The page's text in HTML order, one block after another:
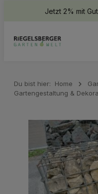
springenJetzt 2% mit
Du bist hier: Home
Gartengestaltung &
Bildergalerie überspringen